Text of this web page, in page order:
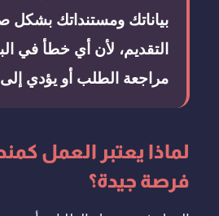
بياناتك ومستنداتك بشكل
التقديم، لأن أي خطأ في
مراجعة الطلب أو يؤدي
لماذا يعتبر العمل
فرصة جيدة؟